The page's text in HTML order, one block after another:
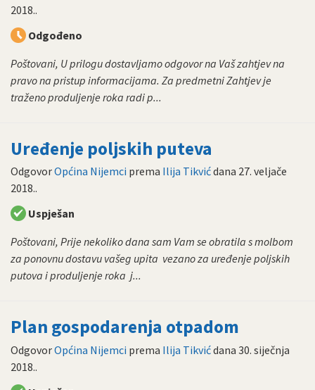
2018..
Odgođeno
Poštovani, U prilogu dostavljamo odgovor na Vaš zahtjev na
pravo na pristup informacijama. Za predmetni Zahtjev je
traženo produljenje roka radi p...
Uređenje poljskih puteva
OdgovorOpćina Nijemci prema Ilija Tikvićdana 27. veljače
2018..
Uspješan
Poštovani, Prije nekoliko dana sam Vam se obratila s molbom
za ponovnu dostavu vašeg upita vezano za uređenje poljskih
putova i produljenje roka j...
Plan gospodarenja otpadom
OdgovorOpćina Nijemci prema Ilija Tikvićdana 30. siječnja
2018..